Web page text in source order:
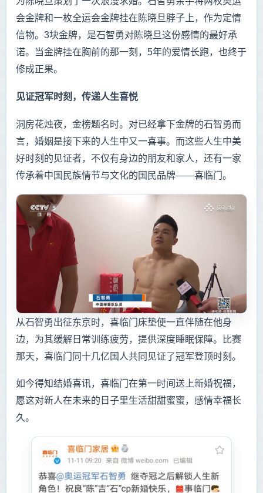
会金牌和一枚全运会金牌挂在陈晓旦脖子上，作为定情
信物。3块金牌，是石智勇对陈晓旦这份感情的最好承
诺。当金牌挂在胸前的那一刻，5年的爱情长跑，也终于
修成正果。
见证冠军时刻，传递人生喜悦
洞房花烛夜，金榜题名时。对已经拿下金牌的石智勇而
言，婚姻是接下来的人生中又一喜事。而这些人生中美
好时刻的见证者，不仅有身边的朋友和家人，还有一家
传承着中国民族情节与文化的国民品牌——喜临门。
从石智勇出征东京时，喜临门床垫便一直伴随在他身
边，为其缓解日常训练疲劳，提供深度睡眠保障。比赛
那天，喜临门同十几亿国人共同见证了冠军登顶时刻。
如今得知结婚喜讯，喜临门在第一时间送上新婚祝福，
愿这对新人在未来的日子里生活甜甜蜜蜜，感情幸福长
久。